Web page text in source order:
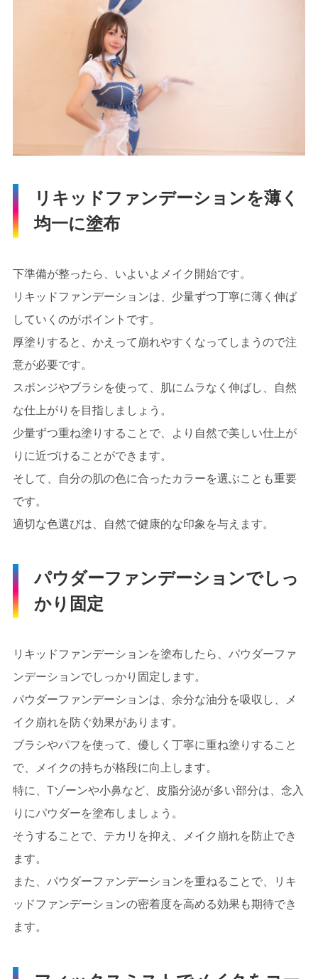
リキッドファンデーションを薄く
均一に塗布
下準備が整ったら、いよいよメイク開始です。
リキッドファンデーションは、少量ずつ丁寧に薄く伸ば
していくのがポイントです。
厚塗りすると、かえって崩れやすくなってしまうので注
意が必要です。
スポンジやブラシを使って、肌にムラなく伸ばし、自然
な仕上がりを目指しましょう。
少量ずつ重ね塗りすることで、より自然で美しい仕上が
りに近づけることができます。
そして、自分の肌の色に合ったカラーを選ぶことも重要
です。
適切な色選びは、自然で健康的な印象を与えます。
パウダーファンデーションでしっ
かり固定
リキッドファンデーションを塗布したら、パウダーファ
ンデーションでしっかり固定します。
パウダーファンデーションは、余分な油分を吸収し、メ
イク崩れを防ぐ効果があります。
ブラシやパフを使って、優しく丁寧に重ね塗りすること
で、メイクの持ちが格段に向上します。
特に、Tゾーンや小鼻など、皮脂分泌が多い部分は、念入
りにパウダーを塗布しましょう。
そうすることで、テカリを抑え、メイク崩れを防止でき
ます。
また、パウダーファンデーションを重ねることで、リキ
ッドファンデーションの密着度を高める効果も期待でき
ます。